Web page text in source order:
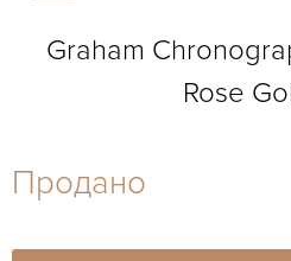
27-44
Graham
Rose
Продано